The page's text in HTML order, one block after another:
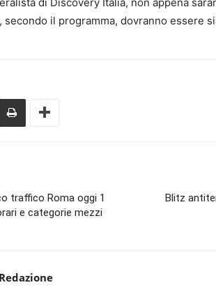
secondo il programma, dovranno essere
traffico Roma oggi 1
e categorie mezzi
Blitz
Redazione